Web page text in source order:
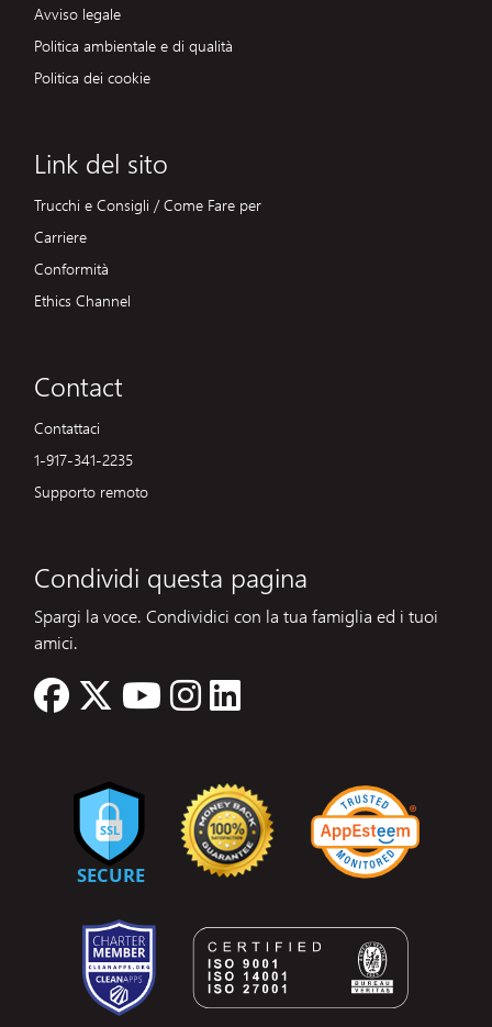
Avviso legale
Politica ambientale e di qualità
Politica dei cookie
Link del sito
Trucchi e Consigli / Come Fare per
Carriere
Conformità
Ethics Channel
Contact
Contattaci
1-917-341-2235
Supporto remoto
Condividi questa pagina
Spargi la voce. Condividici con la tua famiglia ed i tuoi
amici.